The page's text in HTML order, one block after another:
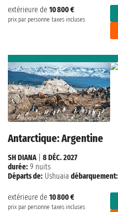
extérieure de 10 800 €
prix par personne taxes incluses
Antarctique: Argentine
extérieure de 10 800 €
prix par personne taxes incluses
SH DIANA| 8 DÉC. 2027
durée: 9 nuits
Départs de: Ushuaia débarquement: